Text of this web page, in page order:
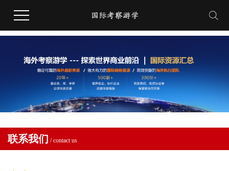
联系我们 / contact us